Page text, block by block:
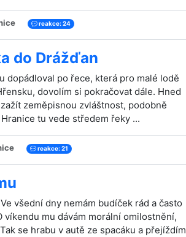
reakce: 24
do Drážďan
dopádloval po řece, která pro malé lodě
dovolím si pokračovat dále. Hned
zeměpisnou zvláštnost, podobně
tu vede středem řeky ...
reakce: 21
všední dny nemám budíček rád a často
víkendu mu dávám morální omilostnění,
se hrabu v autě ze spacáku a přejíždím